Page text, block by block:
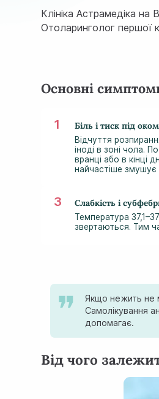
Клініка Астрамедіка
Отоларинголог першої
Основні
Біль і тиск під
Відчуття
іноді в зоні чола.
вранці або в кінці
найчастіше змушує
Слабкість і
Температура
звертаються. Тим
Якщо нежить не
Самолікування
допомагає.
Від чого